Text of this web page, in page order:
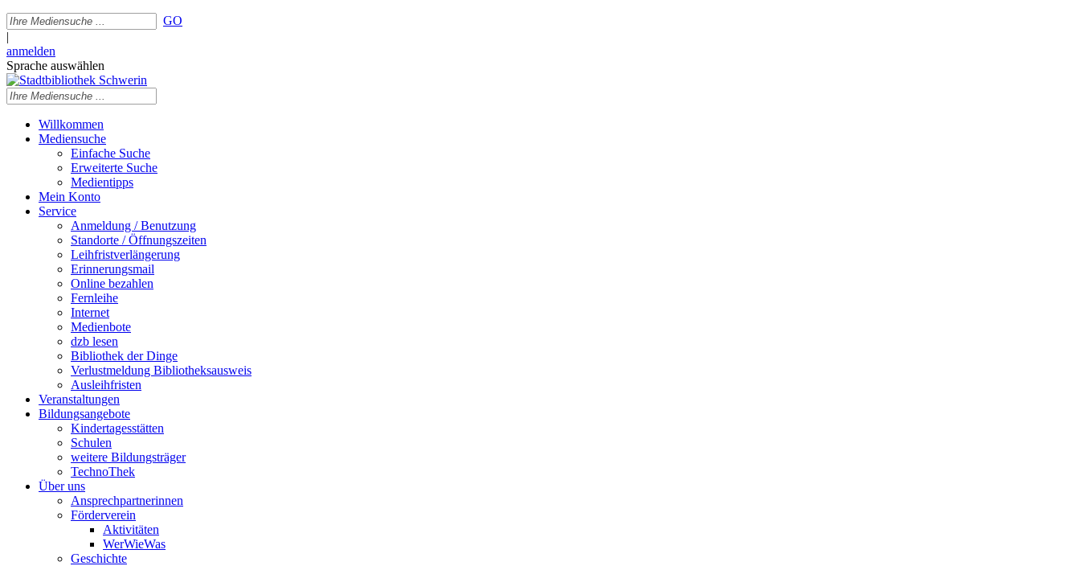
GO
|
anmelden
Sprache auswählen
Willkommen
Mediensuche
Einfache Suche
Erweiterte Suche
Medientipps
Mein Konto
Service
Anmeldung / Benutzung
Standorte / Öffnungszeiten
Leihfristverlängerung
Erinnerungsmail
Online bezahlen
Fernleihe
Internet
Medienbote
dzb lesen
Bibliothek der Dinge
Verlustmeldung Bibliotheksausweis
Ausleihfristen
Veranstaltungen
Bildungsangebote
Kindertagesstätten
Schulen
weitere Bildungsträger
TechnoThek
Über uns
Ansprechpartnerinnen
Förderverein
Aktivitäten
WerWieWas
Geschichte